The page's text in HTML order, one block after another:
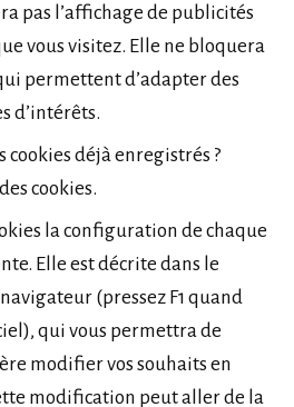
pas l’affichage de publicités
vous visitez. Elle ne bloquera
permettent d’adapter des
d’intérêts.
déjà enregistrés ?
cookies.
la configuration de chaque
Elle est décrite dans le
(pressez F1 quand
qui vous permettra de
modifier vos souhaits en
modification peut aller de la